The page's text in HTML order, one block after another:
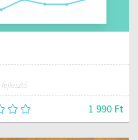
1 990 Ft